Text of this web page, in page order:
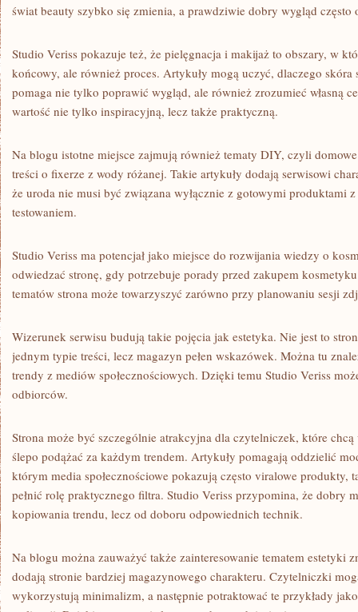
świat beauty szybko się zmienia, a prawdziwie dobry wygląd często
Studio Veriss pokazuje też, że pielęgnacja i makijaż to obszary, w
końcowy, ale również proces. Artykuły mogą uczyć, dlaczego
pomaga nie tylko poprawić wygląd, ale również zrozumieć własną
wartość nie tylko inspiracyjną, lecz także praktyczną.
Na blogu istotne miejsce zajmują również tematy DIY, czyli
treści o fixerze z wody różanej. Takie artykuły dodają serwisowi
że uroda nie musi być związana wyłącznie z gotowymi produktami
testowaniem.
Studio Veriss ma potencjał jako miejsce do rozwijania wiedzy o
odwiedzać stronę, gdy potrzebuje porady przed zakupem
tematów strona może towarzyszyć zarówno przy planowaniu sesji
Wizerunek serwisu budują takie pojęcia jak estetyka. Nie jest to
jednym typie treści, lecz magazyn pełen wskazówek. Można tu
trendy z mediów społecznościowych. Dzięki temu Studio Veriss
odbiorców.
Strona może być szczególnie atrakcyjna dla czytelniczek, które
ślepo podążać za każdym trendem. Artykuły pomagają oddzielić
którym media społecznościowe pokazują często viralowe produkty,
pełnić rolę praktycznego filtra. Studio Veriss przypomina, że dobry
kopiowania trendu, lecz od doboru odpowiednich technik.
Na blogu można zauważyć także zainteresowanie tematem estetyki
dodają stronie bardziej magazynowego charakteru. Czytelniczki
wykorzystują minimalizm, a następnie potraktować te przykłady